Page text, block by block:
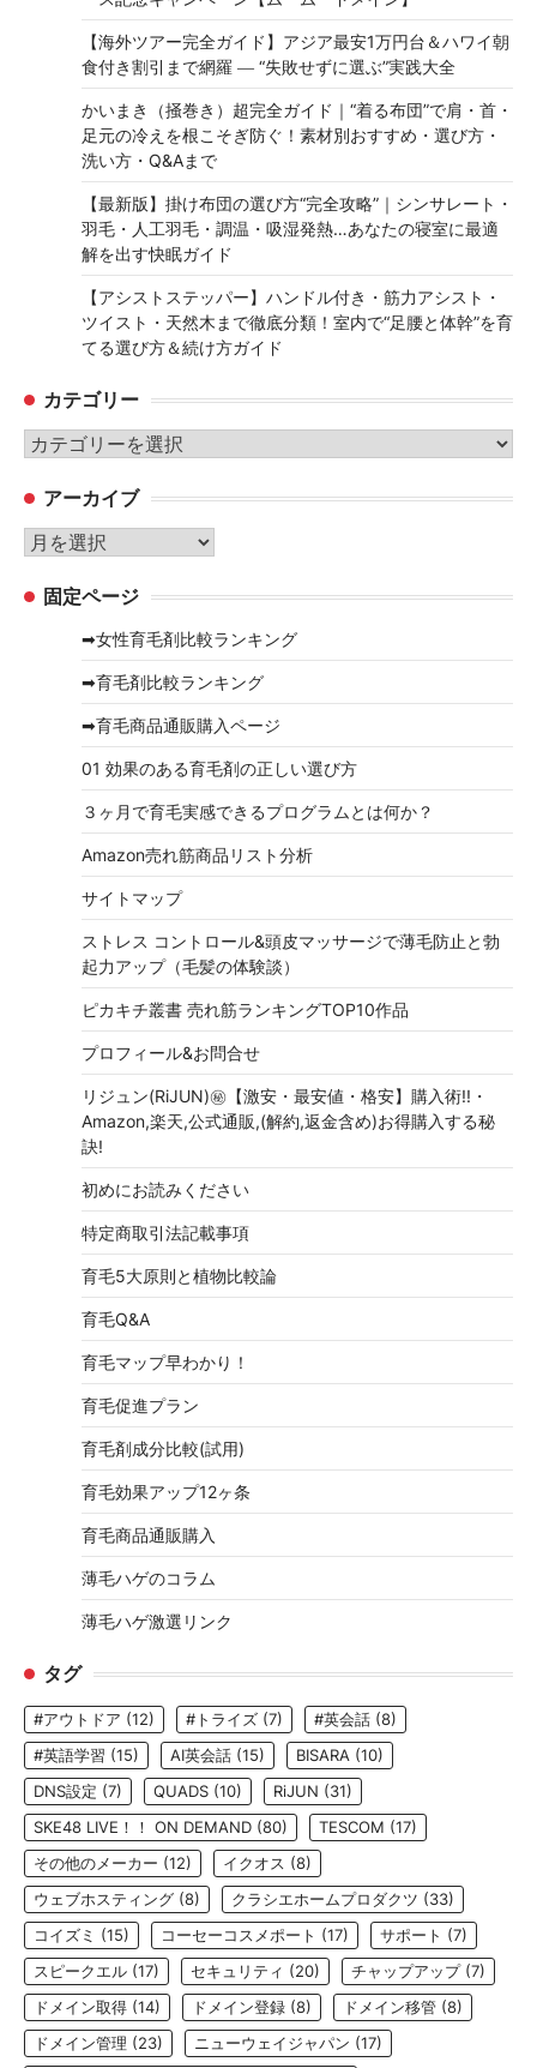
【海外ツアー完全ガイド】アジア最安1万円台＆ハワイ朝
食付き割引まで網羅 ― “失敗せずに選ぶ”実践大全
かいまき（掻巻き）超完全ガイド｜“着る布団”で肩・首・
足元の冷えを根こそぎ防ぐ！素材別おすすめ・選び方・
洗い方・Q&Aまで
【最新版】掛け布団の選び方“完全攻略”｜シンサレート・
羽毛・人工羽毛・調温・吸湿発熱…あなたの寝室に最適
解を出す快眠ガイド
【アシストステッパー】ハンドル付き・筋力アシスト・
ツイスト・天然木まで徹底分類！室内で“足腰と体幹”を育
てる選び方＆続け方ガイド
カテゴリー
カ
ゴ
リ
ー
アーカイブ
ア
カ 固定ページ
➡女性育毛剤比較ランキング
➡育毛剤比較ランキング
➡育毛商品通販購入ページ
01 効果のある育毛剤の正しい選び方
３ヶ月で育毛実感できるプログラムとは何か？
Amazon売れ筋商品リスト分析
サイトマップ
ストレス コントロール&頭皮マッサージで薄毛防止と勃
起力アップ（毛髪の体験談）
ピカキチ叢書 売れ筋ランキングTOP10作品
プロフィール&お問合せ
リジュン(RiJUN)㊙【激安・最安値・格安】購入術!!・
Amazon,楽天,公式通販,(解約,返金含め)お得購入する秘
訣!
初めにお読みください
特定商取引法記載事項
育毛5大原則と植物比較論
育毛Q&A
育毛マップ早わかり！
育毛促進プラン
育毛剤成分比較(試用)
育毛効果アップ12ヶ条
育毛商品通販購入
薄毛ハゲのコラム
薄毛ハゲ激選リンク
タグ
#アウトドア (12) #トライズ (7) #英会話 (8)
#英語学習 (15) AI英会話 (15) BISARA (10)
DNS設定 (7) QUADS (10) RiJUN (31)
SKE48 LIVE！！ ON DEMAND (80) TESCOM (17)
その他のメーカー (12) イクオス (8)
ウェブホスティング (8) クラシエホームプロダクツ (33)
コイズミ (15) コーセーコスメポート (17) サポート (7)
スピークエル (17) セキュリティ (20) チャップアップ(7)
ドメイン取得 (14) ドメイン登録 (8) ドメイン移管 (8)
ドメイン管理 (23) ニューウェイジャパン (17)